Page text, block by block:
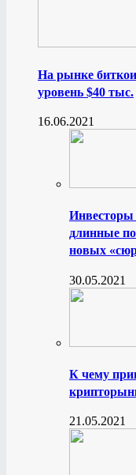
На рынке
уровень $40 тыс.
16.06.2021
Инвесторы
длинные
новых
30.05.2021
К чему
21.05.2021